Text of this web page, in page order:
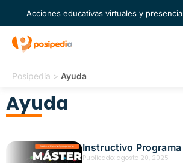
Acciones educativas virtuales y
Posipedia > Ayuda
Ayuda
Instructivo
Publicado: agosto 20, 2025